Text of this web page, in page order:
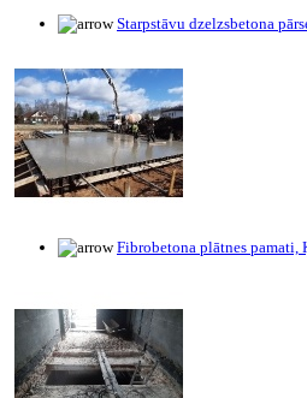
Starpstāvu dzelzsbetona
Fibrobetona plātnes pamati,